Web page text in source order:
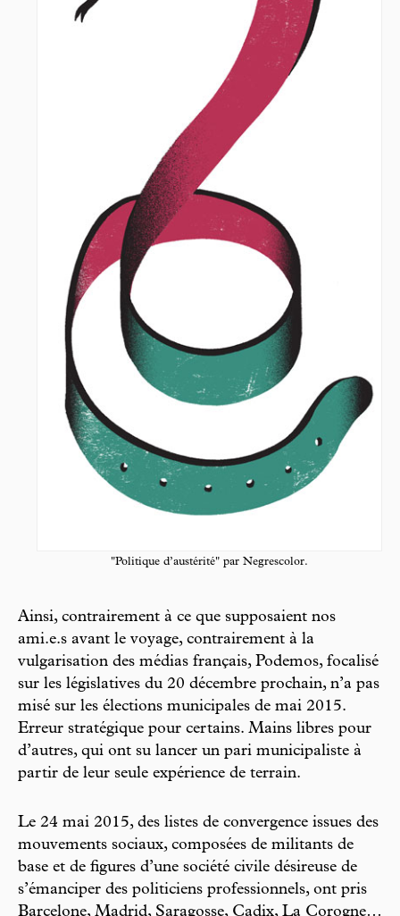
"Politique d’austérité" par Negrescolor.
Ainsi, contrairement à ce que supposaient nos
ami.e.s avant le voyage, contrairement à la
vulgarisation des médias français, Podemos, focalisé
sur les législatives du 20 décembre prochain, n’a pas
misé sur les élections municipales de mai 2015.
Erreur stratégique pour certains. Mains libres pour
d’autres, qui ont su lancer un pari municipaliste à
partir de leur seule expérience de terrain.
Le 24 mai 2015, des listes de convergence issues des
mouvements sociaux, composées de militants de
base et de figures d’une société civile désireuse de
s’émanciper des politiciens professionnels, ont pris
Barcelone, Madrid, Saragosse, Cadix, La Corogne…